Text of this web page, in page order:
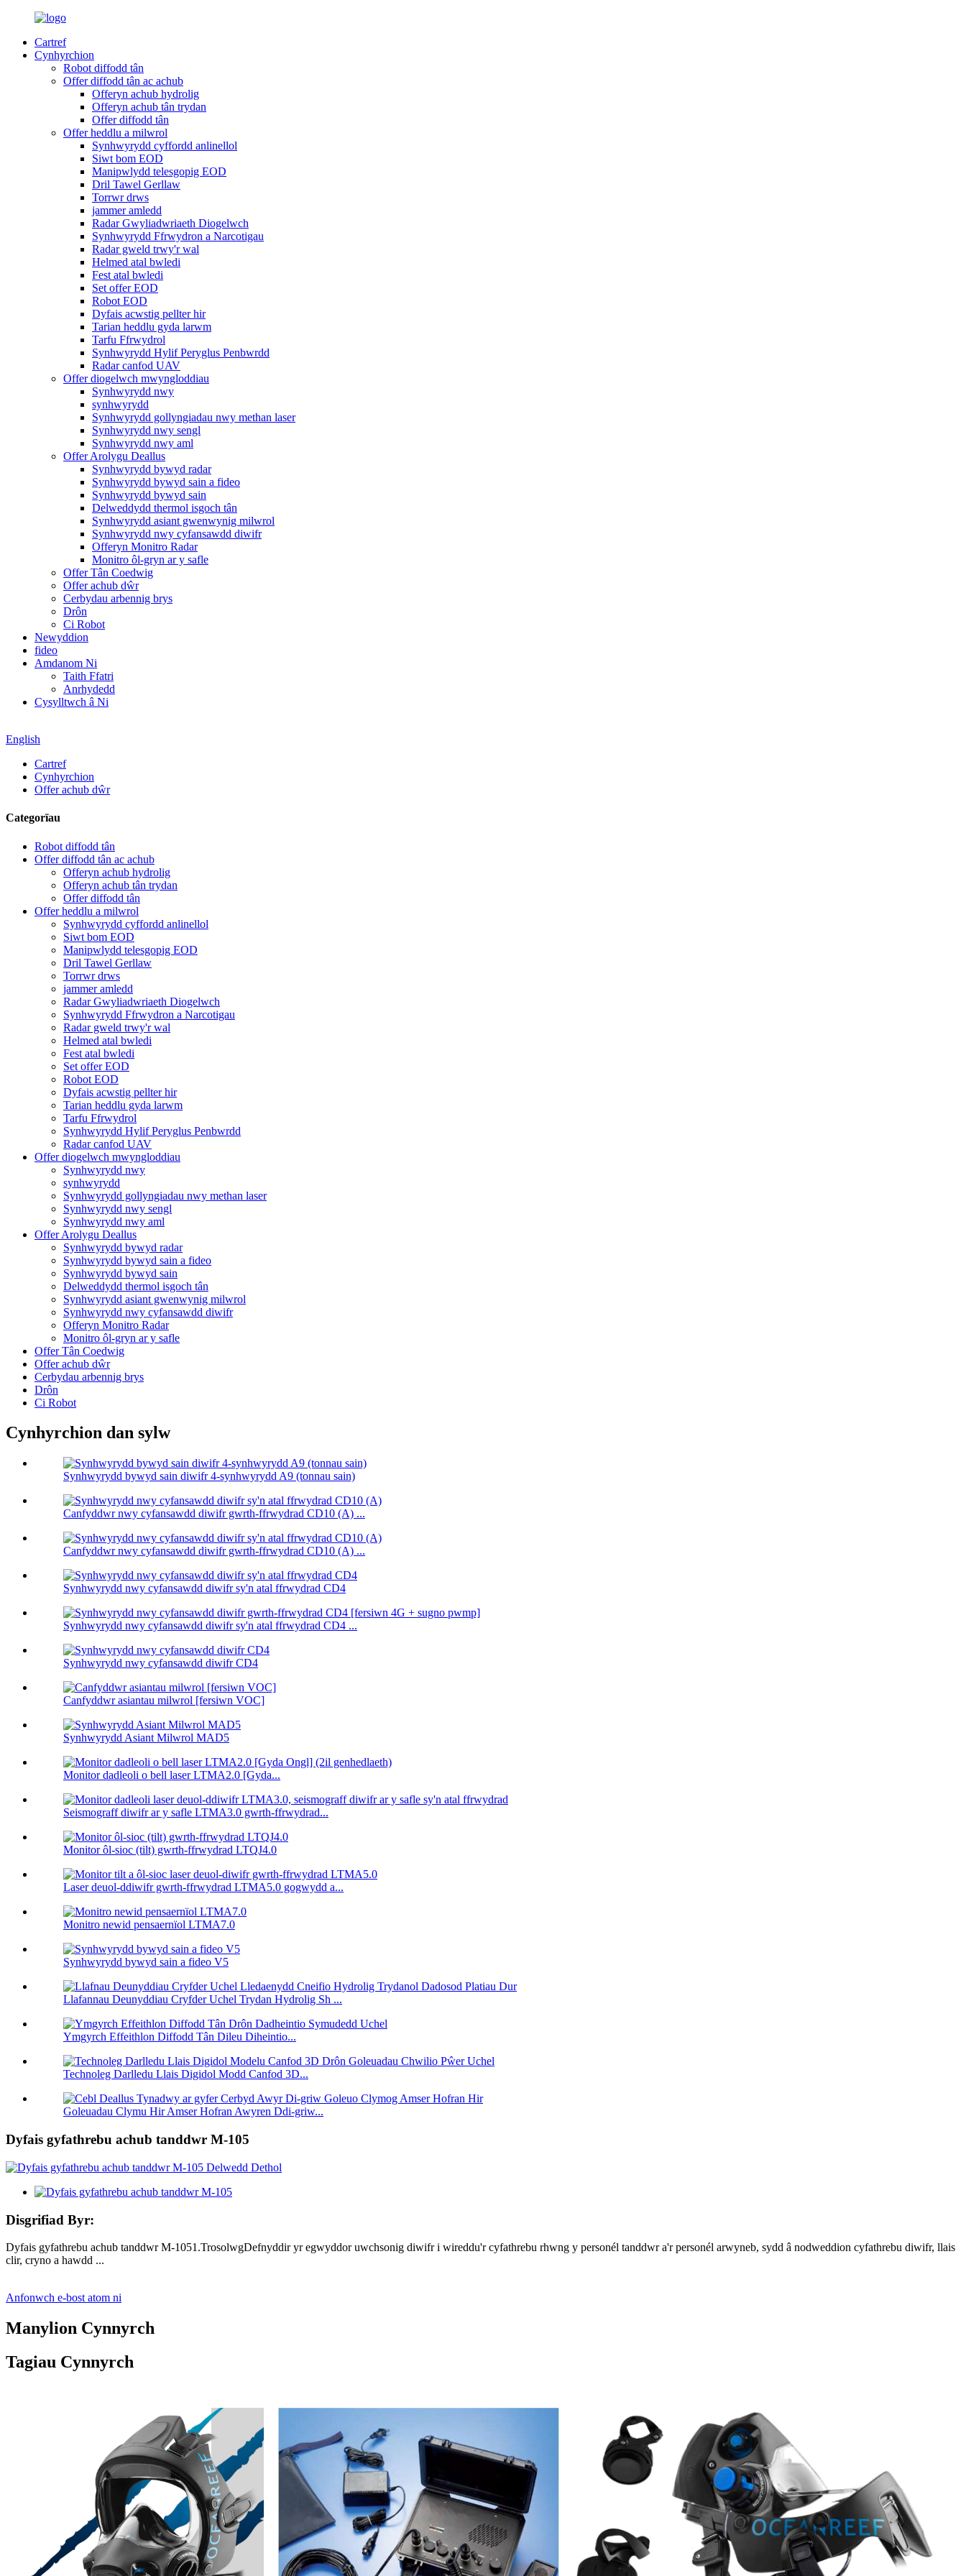
Cartref
Cynhyrchion
Robot diffodd tân
Offer diffodd tân ac achub
Offeryn achub hydrolig
Offeryn achub tân trydan
Offer diffodd tân
Offer heddlu a milwrol
Synhwyrydd cyffordd anlinellol
Siwt bom EOD
Manipwlydd telesgopig EOD
Dril Tawel Gerllaw
Torrwr drws
jammer amledd
Radar Gwyliadwriaeth Diogelwch
Synhwyrydd Ffrwydron a Narcotigau
Radar gweld trwy'r wal
Helmed atal bwledi
Fest atal bwledi
Set offer EOD
Robot EOD
Dyfais acwstig pellter hir
Tarian heddlu gyda larwm
Tarfu Ffrwydrol
Synhwyrydd Hylif Peryglus Penbwrdd
Radar canfod UAV
Offer diogelwch mwyngloddiau
Synhwyrydd nwy
synhwyrydd
Synhwyrydd gollyngiadau nwy methan laser
Synhwyrydd nwy sengl
Synhwyrydd nwy aml
Offer Arolygu Deallus
Synhwyrydd bywyd radar
Synhwyrydd bywyd sain a fideo
Synhwyrydd bywyd sain
Delweddydd thermol isgoch tân
Synhwyrydd asiant gwenwynig milwrol
Synhwyrydd nwy cyfansawdd diwifr
Offeryn Monitro Radar
Monitro ôl-gryn ar y safle
Offer Tân Coedwig
Offer achub dŵr
Cerbydau arbennig brys
Drôn
Ci Robot
Newyddion
fideo
Amdanom Ni
Taith Ffatri
Anrhydedd
Cysylltwch â Ni
English
Cartref
Cynhyrchion
Offer achub dŵr
Categorïau
Robot diffodd tân
Offer diffodd tân ac achub
Offeryn achub hydrolig
Offeryn achub tân trydan
Offer diffodd tân
Offer heddlu a milwrol
Synhwyrydd cyffordd anlinellol
Siwt bom EOD
Manipwlydd telesgopig EOD
Dril Tawel Gerllaw
Torrwr drws
jammer amledd
Radar Gwyliadwriaeth Diogelwch
Synhwyrydd Ffrwydron a Narcotigau
Radar gweld trwy'r wal
Helmed atal bwledi
Fest atal bwledi
Set offer EOD
Robot EOD
Dyfais acwstig pellter hir
Tarian heddlu gyda larwm
Tarfu Ffrwydrol
Synhwyrydd Hylif Peryglus Penbwrdd
Radar canfod UAV
Offer diogelwch mwyngloddiau
Synhwyrydd nwy
synhwyrydd
Synhwyrydd gollyngiadau nwy methan laser
Synhwyrydd nwy sengl
Synhwyrydd nwy aml
Offer Arolygu Deallus
Synhwyrydd bywyd radar
Synhwyrydd bywyd sain a fideo
Synhwyrydd bywyd sain
Delweddydd thermol isgoch tân
Synhwyrydd asiant gwenwynig milwrol
Synhwyrydd nwy cyfansawdd diwifr
Offeryn Monitro Radar
Monitro ôl-gryn ar y safle
Offer Tân Coedwig
Offer achub dŵr
Cerbydau arbennig brys
Drôn
Ci Robot
Cynhyrchion dan sylw
Synhwyrydd bywyd sain diwifr 4-synhwyrydd A9 (tonnau sain)
Canfyddwr nwy cyfansawdd diwifr gwrth-ffrwydrad CD10 (A) ...
Canfyddwr nwy cyfansawdd diwifr gwrth-ffrwydrad CD10 (A) ...
Synhwyrydd nwy cyfansawdd diwifr sy'n atal ffrwydrad CD4
Synhwyrydd nwy cyfansawdd diwifr sy'n atal ffrwydrad CD4 ...
Synhwyrydd nwy cyfansawdd diwifr CD4
Canfyddwr asiantau milwrol [fersiwn VOC]
Synhwyrydd Asiant Milwrol MAD5
Monitor dadleoli o bell laser LTMA2.0 [Gyda...
Seismograff diwifr ar y safle LTMA3.0 gwrth-ffrwydrad...
Monitor ôl-sioc (tilt) gwrth-ffrwydrad LTQJ4.0
Laser deuol-ddiwifr gwrth-ffrwydrad LTMA5.0 gogwydd a...
Monitro newid pensaernïol LTMA7.0
Synhwyrydd bywyd sain a fideo V5
Llafannau Deunyddiau Cryfder Uchel Trydan Hydrolig Sh ...
Ymgyrch Effeithlon Diffodd Tân Dileu Diheintio...
Technoleg Darlledu Llais Digidol Modd Canfod 3D...
Goleuadau Clymu Hir Amser Hofran Awyren Ddi-griw...
Dyfais gyfathrebu achub tanddwr M-105
Disgrifiad Byr:
Dyfais gyfathrebu achub tanddwr M-1051.TrosolwgDefnyddir yr egwyddor uwchsonig diwifr i wireddu'r cyfathrebu rhwng y personél tanddwr a'r personél arwyneb, sydd â nodweddion cyfathrebu diwifr, llais
clir, cryno a hawdd ...
Anfonwch e-bost atom ni
Manylion Cynnyrch
Tagiau Cynnyrch